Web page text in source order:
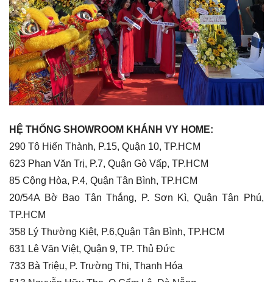
HỆ THỐNG SHOWROOM KHÁNH VY HOME:
290 Tô Hiến Thành, P.15, Quận 10, TP.HCM
623 Phan Văn Trị, P.7, Quận Gò Vấp, TP.HCM
85 Cộng Hòa, P.4, Quận Tân Bình, TP.HCM
20/54A Bờ Bao Tân Thắng, P. Sơn Kì, Quận Tân Phú,
TP.HCM
358 Lý Thường Kiệt, P.6,Quận Tân Bình, TP.HCM
631 Lê Văn Việt, Quận 9, TP. Thủ Đức
733 Bà Triệu, P. Trường Thi, Thanh Hóa